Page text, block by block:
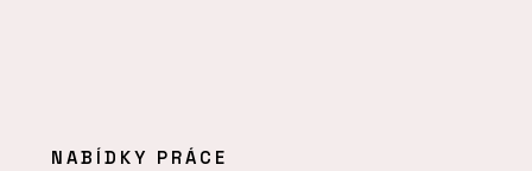
NABÍDKY PRÁCE